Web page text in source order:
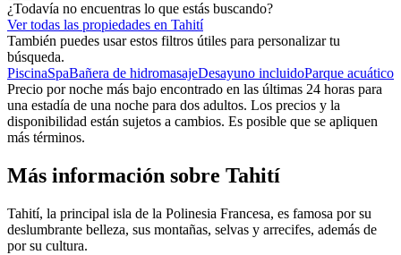
¿Todavía no encuentras lo que estás buscando?
Ver todas las propiedades en Tahití
También puedes usar estos filtros útiles para personalizar tu
búsqueda.
PiscinaSpaBañera de hidromasajeDesayuno incluidoParque acuático
Precio por noche más bajo encontrado en las últimas 24 horas para
una estadía de una noche para dos adultos. Los precios y la
disponibilidad están sujetos a cambios. Es posible que se apliquen
más términos.
Más información sobre Tahití
Tahití, la principal isla de la Polinesia Francesa, es famosa por su
deslumbrante belleza, sus montañas, selvas y arrecifes, además de
por su cultura.